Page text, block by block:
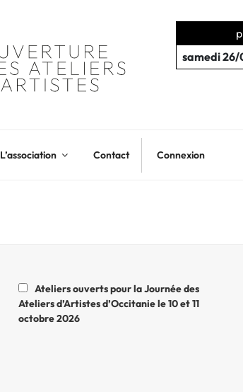
samedi
L’association Contact Connexion
Ateliers ouverts pour la Journée des
Ateliers d’Artistes d’Occitanie le 10 et 11
octobre 2026